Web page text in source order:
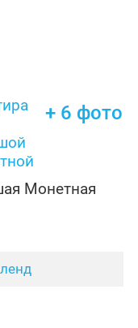
+ 6 фото
Монетная